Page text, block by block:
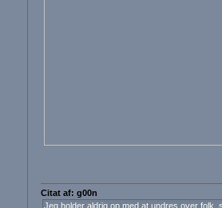
Citat af: g00n
Jeg holder aldrig op med at undres over folk,